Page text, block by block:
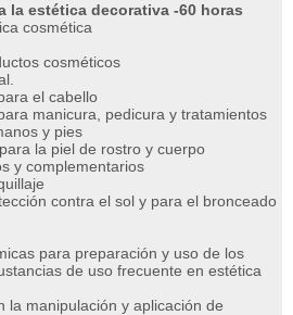
la estética decorativa -60 horas
cosmética
cosméticos
el cabello
manicura, pedicura y tratamientos
y pies
la piel de rostro y cuerpo
y complementarios
contra el sol y para el bronceado
para preparación y uso de los
de uso frecuente en estética
manipulación y aplicación de